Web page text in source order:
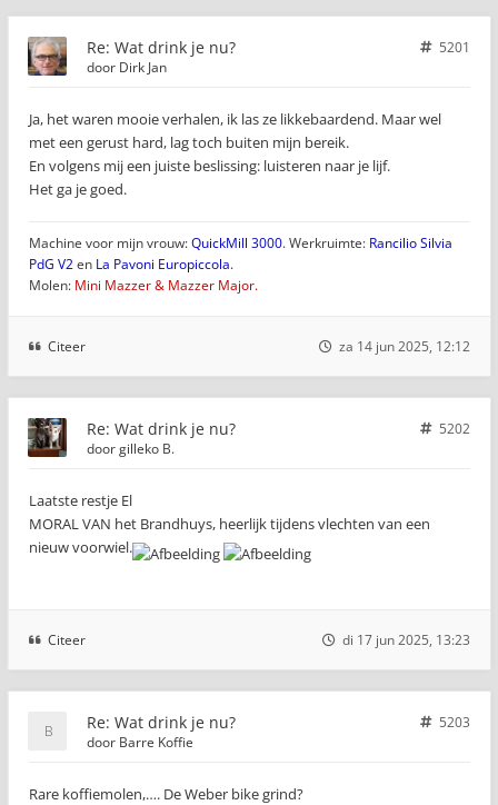
Re: Wat drink je nu?
5201
door Dirk Jan
Ja, het waren mooie verhalen, ik las ze likkebaardend. Maar wel
met een gerust hard, lag toch buiten mijn bereik.
En volgens mij een juiste beslissing: luisteren naar je lijf.
Het ga je goed.
Machine voor mijn vrouw:QuickMill 3000. Werkruimte: Rancilio Silvia
PdG V2en La Pavoni Europiccola.
Molen: Mini Mazzer & Mazzer Major.
Citeer za 14 jun 2025, 12:12
Re: Wat drink je nu?
5202
doorgilleko B.
Laatste restje El
MORAL VAN het Brandhuys, heerlijk tijdens vlechten van een
nieuw voorwiel.
Citeer di 17 jun 2025, 13:23
Re: Wat drink je nu?
5203
door Barre Koffie
Rare koffiemolen,…. De Weber bike grind?